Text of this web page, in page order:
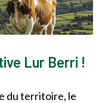
Lur Berri !
du territoire, le